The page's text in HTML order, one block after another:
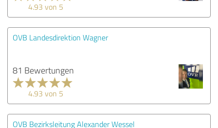
4.93 von 5
OVB Landesdirektion Wagner
81 Bewertungen
4.93 von 5
OVB Bezirksleitung Alexander Wessel